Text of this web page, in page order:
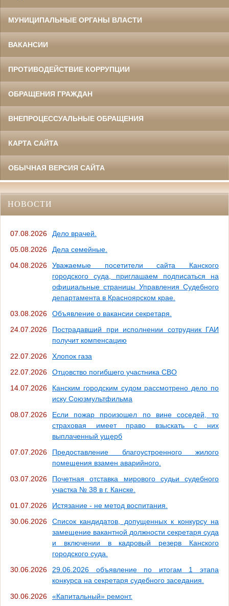
МУНИЦИПАЛЬНЫЕ ОРГАНЫ ВЛАСТИ
ВАКАНСИИ
ПРОТИВОДЕЙСТВИЕ КОРРУПЦИИ
ОБРАЩЕНИЯ ГРАЖДАН
ВНЕПРОЦЕССУАЛЬНЫЕ ОБРАЩЕНИЯ
КАРТА САЙТА
ОБЫЧНАЯ ВЕРСИЯ САЙТА
НОВОСТИ
07.08.2026
Дело врачей.
05.08.2026
Дела семейные.
04.08.2026
Уважаемые посетители сайта Канского
городского суда, приглашаем подписаться на
официальные страницы Управления Судебного
департамента в Красноярском крае.
03.08.2026
Объявление о вакансии секретаря.
24.07.2026
Пострадавший при исполнении сотрудник ГАИ
получит компенсацию
22.07.2026
Хлопок газа
22.07.2026
Отцовство погибшего участника СВО
14.07.2026
Канским городским судом рассмотрено дело по
иску Союзмультфильма
08.07.2026
Если пожар произошел по вине соседей, то
страховая имеет право взыскать с них
выплаченный ущерб
07.07.2026
Предоставление благоустроенного жилого
помещения взамен аварийного.
03.07.2026
Почетная отставка мирового судьи судебного
участка № 38 в г. Канске.
01.07.2026
Истязание - не метод воспитания.
30.06.2026
Список кандидатов, допущенных к конкурсу на
замещение вакантной должности секретаря суда
и включении в кадровый резерв Канского
городского суда.
30.06.2026
29.06.2026 объявление по итогам 1 этапа
конкурса на секретаря судебного заседания.
30.06.2026
«Капитальный» ремонт.